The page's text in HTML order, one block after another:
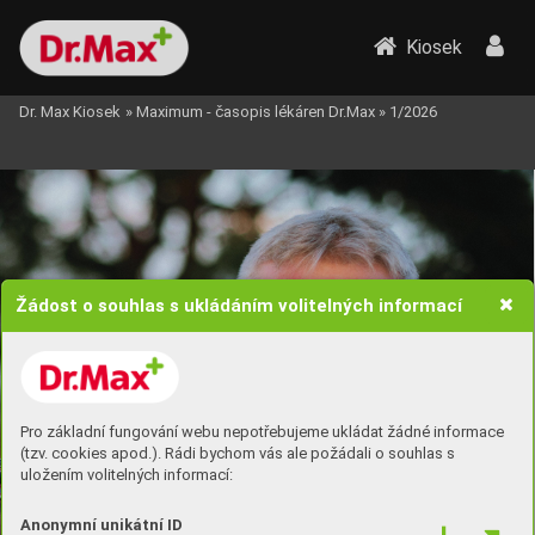
Žádost o souhlas s ukládáním volitelných informací
Pro základní fungování webu nepotřebujeme ukládat žádné informace
(tzv. cookies apod.). Rádi bychom vás ale požádali o souhlas s
uložením volitelných informací:
Anonymní unikátní ID
RO ZHOV OR
Kiosek
Dr. Max Kiosek » Maximum - časopis lékáren Dr.Max » 1/2026